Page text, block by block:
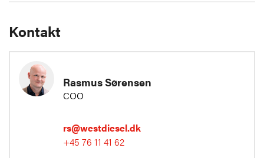
Kontakt
Rasmus Sørensen
COO
rs@westdiesel.dk
+45 76 11 41 62